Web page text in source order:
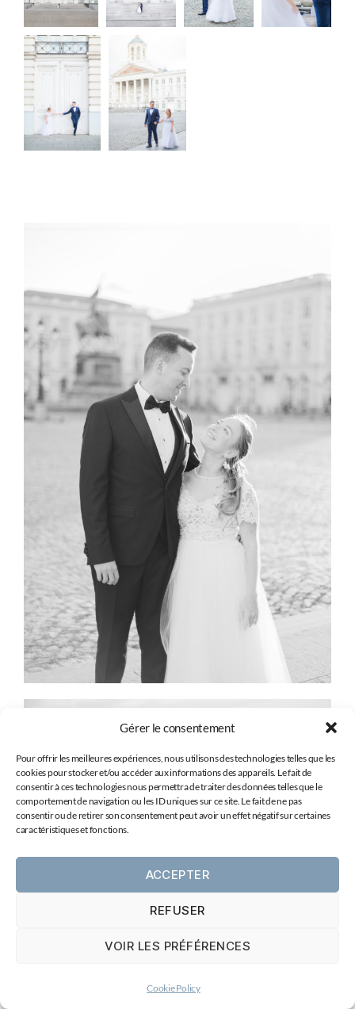
Gérer le consentement
Pour offrir les meilleures expériences, nous utilisons des technologies telles que les
cookies pour stocker et/ou accéder aux informations des appareils. Le fait de
consentir à ces technologies nous permettra de traiter des données telles que le
comportement de navigation ou les ID uniques sur ce site. Le fait de ne pas
consentir ou de retirer son consentement peut avoir un effet négatif sur certaines
caractéristiques et fonctions.
ACCEPTER
REFUSER
VOIR LES PRÉFÉRENCES
Cookie Policy